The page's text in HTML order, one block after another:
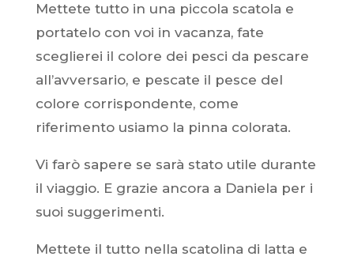
Mettete tutto in una piccola scatola e
portatelo con voi in vacanza, fate
sceglierei il colore dei pesci da pescare
all’avversario, e pescate il pesce del
colore corrispondente, come
riferimento usiamo la pinna colorata.
Vi farò sapere se sarà stato utile durante
il viaggio. E grazie ancora a Daniela per i
suoi suggerimenti.
Mettete il tutto nella scatolina di latta e